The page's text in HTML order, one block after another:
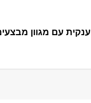
עם מגוון